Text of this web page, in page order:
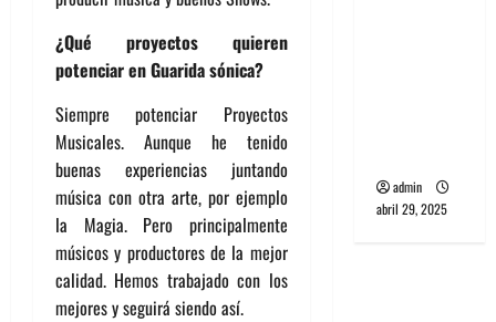
¿Qué proyectos quieren
potenciar en Guarida sónica?
Siempre potenciar Proyectos
Musicales. Aunque he tenido
buenas experiencias juntando
música con otra arte, por ejemplo
la Magia. Pero principalmente
músicos y productores de la mejor
calidad. Hemos trabajado con los
mejores y seguirá siendo así.
admin
abril 29, 2025